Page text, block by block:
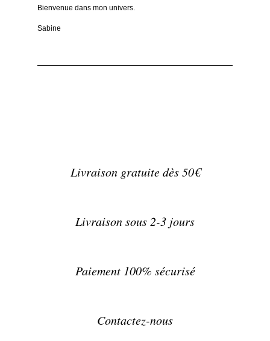
Bienvenue dans mon univers.
Sabine
Livraison gratuite dès 50€
Livraison sous 2-3 jours
Paiement 100% sécurisé
Contactez-nous